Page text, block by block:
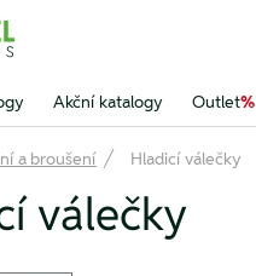
Akční katalogy Outlet%
a broušení Hladicí válečky
válečky